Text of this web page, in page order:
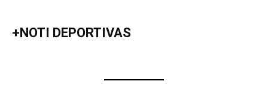
+NOTI DEPORTIVAS